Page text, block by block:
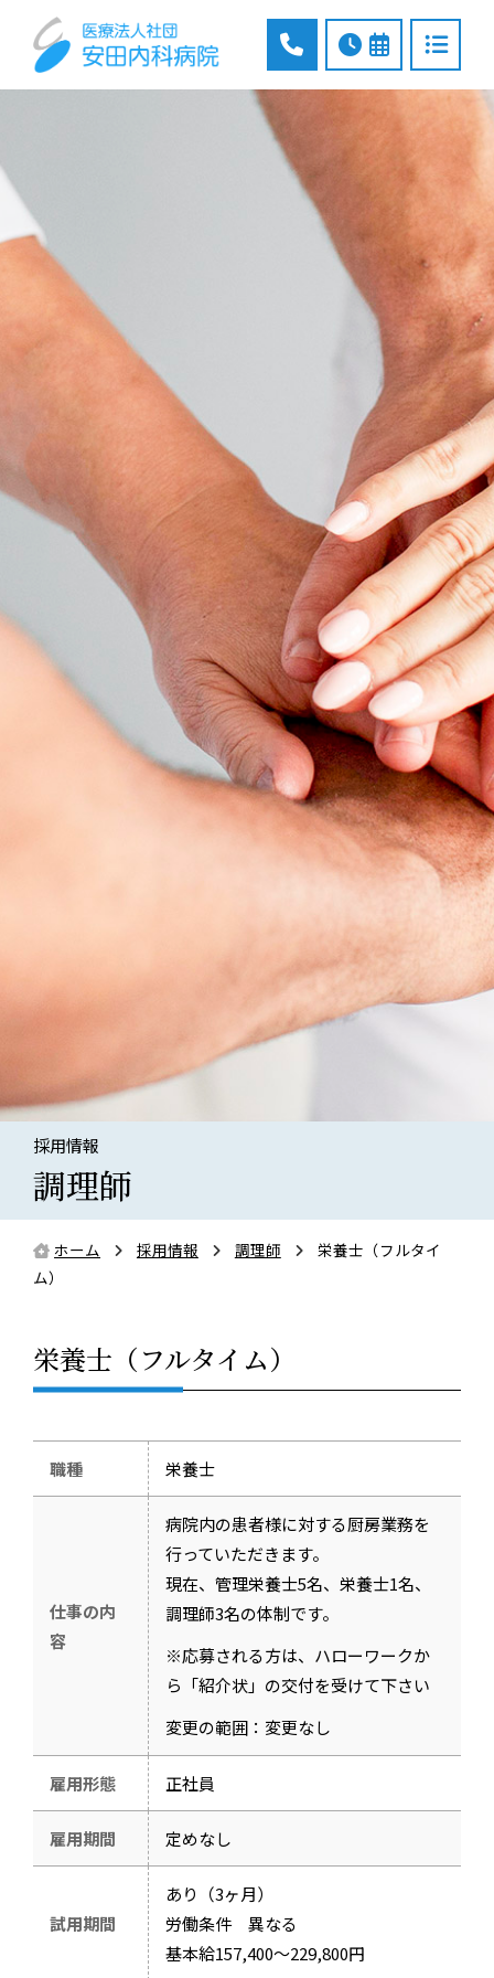
採用情報
調理師
ホーム 採用情報 調理師
栄養士（フルタイ
ム）
栄養士（フルタイム）
職種 栄養士
仕事の内
容
病院内の患者様に対する厨房業務を
行っていただきます。
現在、管理栄養士5名、栄養士1名、
調理師3名の体制です。
※応募される方は、ハローワークか
ら「紹介状」の交付を受けて下さい
変更の範囲：変更なし
雇用形態 正社員
雇用期間 定めなし
試用期間
あり（3ヶ月）
労働条件 異なる
基本給157,400～229,800円